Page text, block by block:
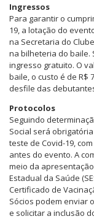
Ingressos
Para garantir o
19, a lotação do
na Secretaria do
na bilheteria do baile.
ingresso gratuito. O
baile, o custo é de R$
desfile das
Protocolos
Seguindo
Social será
teste de Covid-19,
antes do evento. A
meio da
Estadual da Saúde
Certificado de
Sócios podem enviar
e solicitar a inclusão